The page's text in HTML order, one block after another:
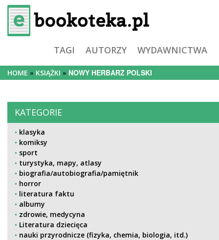
TAGI AUTORZY WYDAWNICTWA
HOME KSIĄŻKI NOWY HERBARZ POLSKI
KATEGORIE
klasyka
komiksy
sport
turystyka, mapy, atlasy
biografia/autobiografia/pamiętnik
horror
literatura faktu
albumy
zdrowie, medycyna
Literatura dziecięca
nauki przyrodnicze (fizyka, chemia, biologia, itd.)